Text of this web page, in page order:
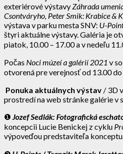
exteriérové výstavy Záhrada
Csontváryho, Peter Smik: Krabice &
výstava v parku mesta SNV: U-
štyri aktuálne výstavy. Galéria je
piatok, 10.00 – 17.00 a v nedeľu
Počas Noci múzeí a galérií 2021 v
otvorená pre verejnosť od 13.00 do
Ponuka aktuálnych výstav / 3D
prostredí na web stránke galérie v
❶ Jozef Sedlák: Fotografická
koncepcii Lucie Benickej z cyklu
výpoveďou predstaviteľa